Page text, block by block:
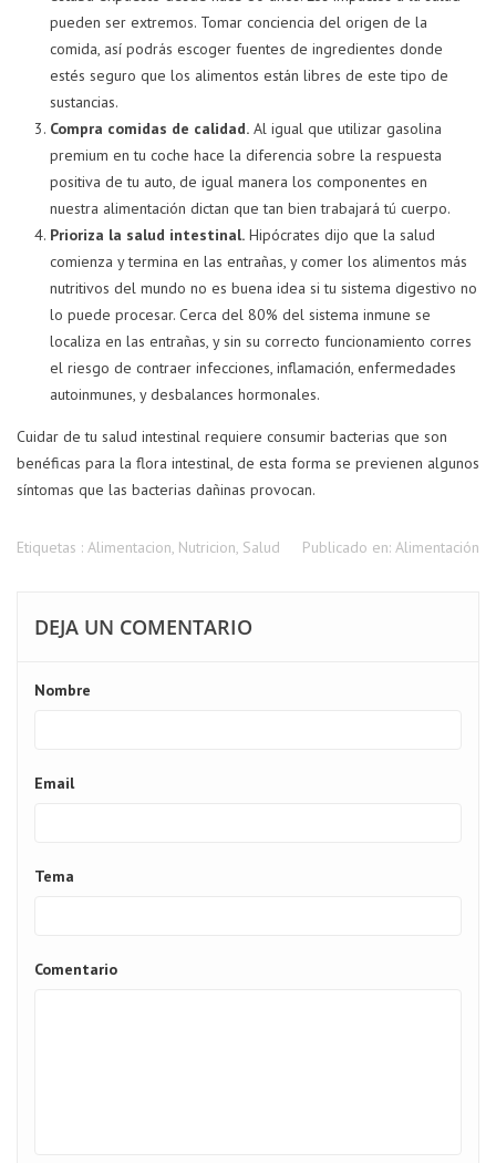
pueden ser extremos. Tomar conciencia del origen de la
comida, así podrás escoger fuentes de ingredientes donde
estés seguro que los alimentos están libres de este tipo de
sustancias.
Compra comidas de calidad. Al igual que utilizar gasolina
premium en tu coche hace la diferencia sobre la respuesta
positiva de tu auto, de igual manera los componentes en
nuestra alimentación dictan que tan bien trabajará tú cuerpo.
Prioriza la salud intestinal. Hipócrates dijo que la salud
comienza y termina en las entrañas, y comer los alimentos más
nutritivos del mundo no es buena idea si tu sistema digestivo no
lo puede procesar. Cerca del 80% del sistema inmune se
localiza en las entrañas, y sin su correcto funcionamiento corres
el riesgo de contraer infecciones, inflamación, enfermedades
autoinmunes, y desbalances hormonales.
Cuidar de tu salud intestinal requiere consumir bacterias que son
benéficas para la flora intestinal, de esta forma se previenen algunos
síntomas que las bacterias dañinas provocan.
Etiquetas : Alimentacion, Nutricion, Salud Publicado en: Alimentación
DEJA UN COMENTARIO
Nombre
Email
Tema
Comentario